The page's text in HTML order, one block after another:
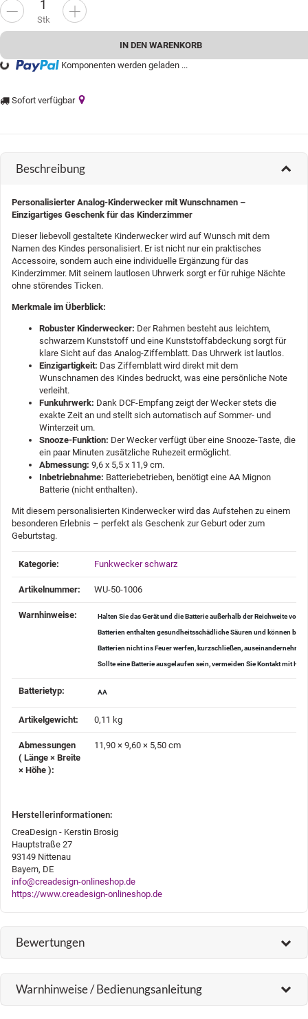
Stk
IN DEN WARENKORB
Komponenten werden geladen ...
Sofort verfügbar
Beschreibung
Personalisierter Analog-Kinderwecker mit Wunschnamen –
Einzigartiges Geschenk für das Kinderzimmer
Dieser liebevoll gestaltete Kinderwecker wird auf Wunsch mit dem
Namen des Kindes personalisiert. Er ist nicht nur ein praktisches
Accessoire, sondern auch eine individuelle Ergänzung für das
Kinderzimmer. Mit seinem lautlosen Uhrwerk sorgt er für ruhige Nächte
ohne störendes Ticken.
Merkmale im Überblick:
Robuster Kinderwecker: Der Rahmen besteht aus leichtem,
schwarzem Kunststoff und eine Kunststoffabdeckung sorgt für
klare Sicht auf das Analog-Ziffernblatt. Das Uhrwerk ist lautlos.
Einzigartigkeit: Das Ziffernblatt wird direkt mit dem
Wunschnamen des Kindes bedruckt, was eine persönliche Note
verleiht.
Funkuhrwerk: Dank DCF-Empfang zeigt der Wecker stets die
exakte Zeit an und stellt sich automatisch auf Sommer- und
Winterzeit um.
Snooze-Funktion: Der Wecker verfügt über eine Snooze-Taste, die
ein paar Minuten zusätzliche Ruhezeit ermöglicht.
Abmessung: 9,6 x 5,5 x 11,9 cm.
Inbetriebnahme: Batteriebetrieben, benötigt eine AA Mignon
Batterie (nicht enthalten).
Mit diesem personalisierten Kinderwecker wird das Aufstehen zu einem
besonderen Erlebnis – perfekt als Geschenk zur Geburt oder zum
Geburtstag.
Produkteigenschaft
Wert
Kategorie: Funkwecker schwarz
Artikelnummer: WU-50-1006
Warnhinweise‍: Halten Sie das Gerät und die Batterie außerhalb der Reichweite von
Batterien enthalten gesundheitsschädliche Säuren und können bei
Batterien nicht ins Feuer werfen, kurzschließen, auseinandernehmen
Sollte eine Batterie ausgelaufen sein, vermeiden Sie Kontakt mit
Batterietyp‍: AA
Artikelgewicht‍: 0,11 kg
Abmessungen
( Länge × Breite
× Höhe )‍:
11,90 × 9,60 × 5,50 cm
Herstellerinformationen:
CreaDesign - Kerstin Brosig
Hauptstraße 27
93149 Nittenau
Bayern, DE
info@creadesign-onlineshop.de
https://www.creadesign-onlineshop.de
Bewertungen
Warnhinweise / Bedienungsanleitung